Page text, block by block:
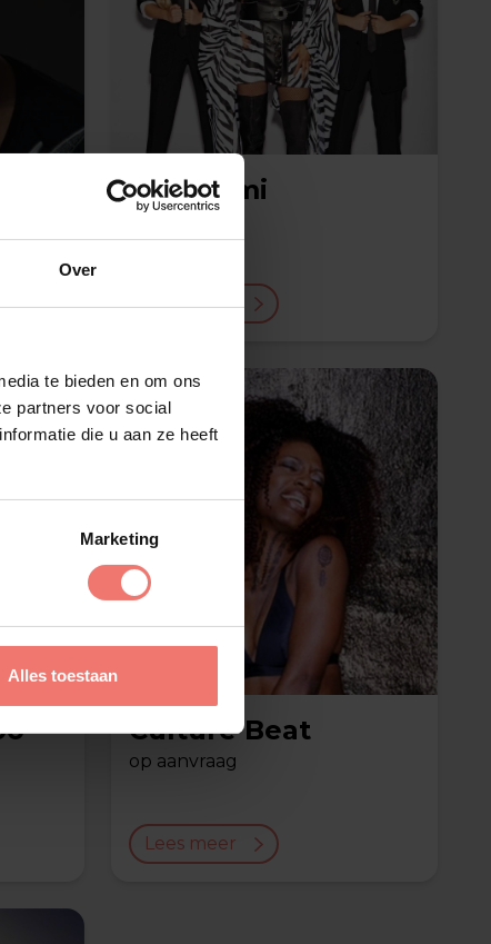
Over
te bieden en om ons
partners voor social
die u aan ze heeft
Marketing
Alles toestaan
Nakatomi
Lees meer
Culture Beat
op aanvraag
Lees meer